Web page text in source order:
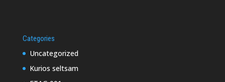
Categories
Uncategorized
Kurios seltsam